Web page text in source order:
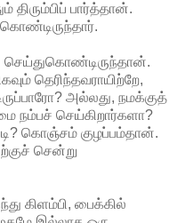
திரும்பிப் பார்த்தான்.
செய்துகொண்டிருந்தான்.
தெரிந்தவராயிற்றே,
அல்லது, நமக்குத்
நம்பச் செய்கிறார்களா?
கொஞ்சம் குழப்பம்தான்.
சென்று
கிளம்பி, பைக்கில்